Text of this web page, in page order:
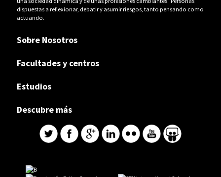
dispuestas a reflexionar, debatir y asumir riesgos, tanto pensando como
actuando.
Sobre Nosotros
Facultades y centros
Estudios
Descubre más